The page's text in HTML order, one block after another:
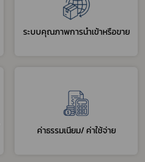
ระบบคุณภาพการนำเข้าหรือขาย
ค่าธรรมเนียม/ ค่าใช้จ่าย